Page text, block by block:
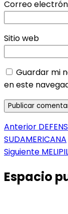
Correo
Sitio web
Guardar mi
en este
de
Anterior
anterior:
SUDAMERICANA
Siguiente
Espacio